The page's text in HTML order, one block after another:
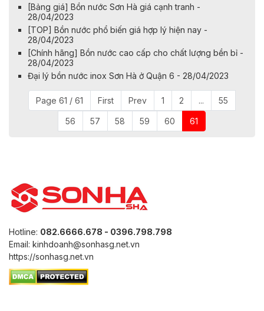
[Bảng giá] Bồn nước Sơn Hà giá cạnh tranh -
28/04/2023
[TOP] Bồn nước phổ biến giá hợp lý hiện nay -
28/04/2023
[Chính hãng] Bồn nước cao cấp cho chất lượng bền bỉ -
28/04/2023
Đại lý bồn nước inox Sơn Hà ở Quận 6 - 28/04/2023
Page 61 / 61 First Prev 1 2 ... 55
56 57 58 59 60 61
Hotline: 082.6666.678 - 0396.798.798
Email: kinhdoanh@sonhasg.net.vn
https://sonhasg.net.vn